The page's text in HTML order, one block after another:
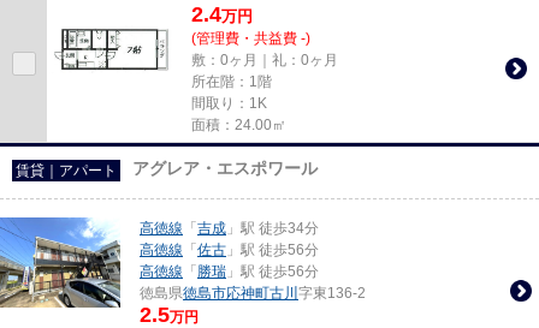
2.4万円
(管理費・共益費 -)
敷：0ヶ月｜礼：0ヶ月
所在階：1階
間取り：1K
面積：24.00㎡
賃貸｜アパート アグレア・エスポワール
高徳線 「 吉成 」駅 徒歩34分
高徳線 「 佐古 」駅 徒歩56分
高徳線 「 勝瑞 」駅 徒歩56分
徳島県徳島市応神町古川 字東136-2
2.5万円